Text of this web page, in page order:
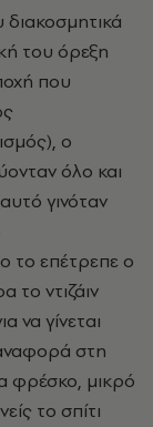
του όρεξη
που
ο
όλο και
γινόταν
το επέτρεπε ο
το ντιζάιν
να γίνεται
στη
φρέσκο, μικρό
το σπίτι